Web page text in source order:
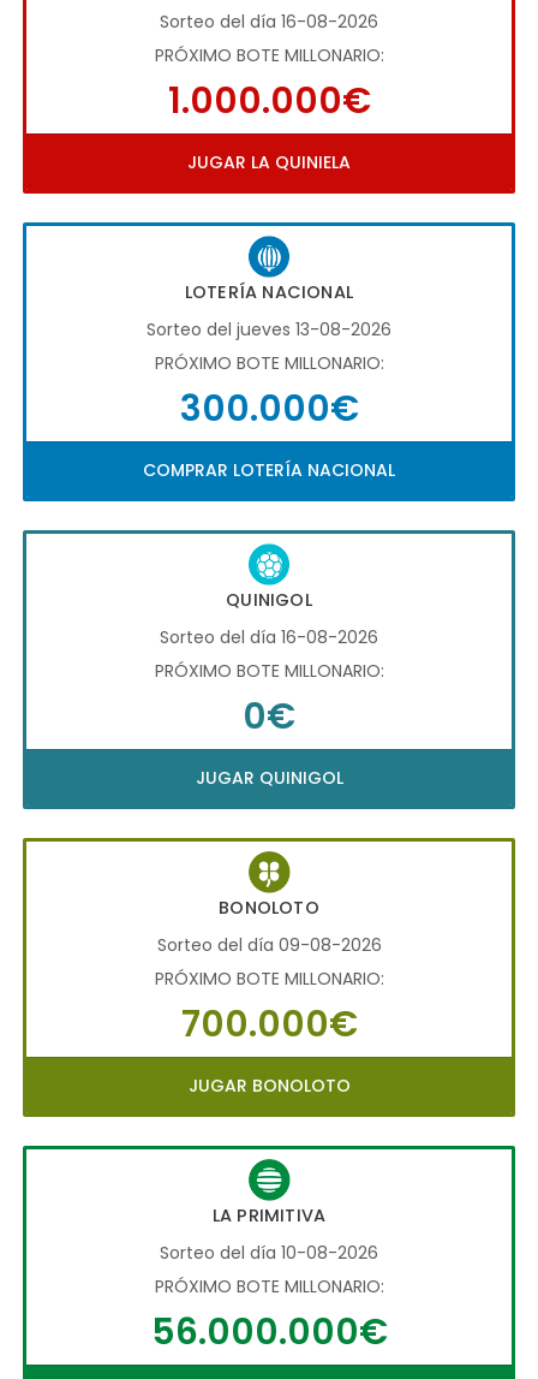
Sorteo del día 16-08-2026
PRÓXIMO BOTE MILLONARIO:
1.000.000€
JUGAR LA QUINIELA
LOTERÍA NACIONAL
Sorteo del jueves 13-08-2026
PRÓXIMO BOTE MILLONARIO:
300.000€
COMPRAR LOTERÍA NACIONAL
QUINIGOL
Sorteo del día 16-08-2026
PRÓXIMO BOTE MILLONARIO:
0€
JUGAR QUINIGOL
BONOLOTO
Sorteo del día 09-08-2026
PRÓXIMO BOTE MILLONARIO:
700.000€
JUGAR BONOLOTO
LA PRIMITIVA
Sorteo del día 10-08-2026
PRÓXIMO BOTE MILLONARIO:
56.000.000€